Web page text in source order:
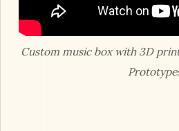
Custom music box with 3D